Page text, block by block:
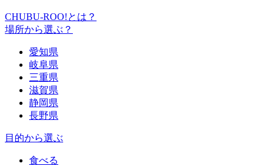
CHUBU-ROO!とは？
場所から選ぶ？
愛知県
岐阜県
三重県
滋賀県
静岡県
長野県
目的から選ぶ
食べる